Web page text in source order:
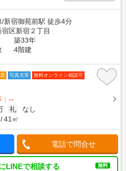
/新宿御苑前駅 徒歩4分
区新宿２丁目
築33年
4階建
写真充実 無料オンライン相談可
：--
礼
なし
41㎡
電話で問合せ
LINEで相談する 無料